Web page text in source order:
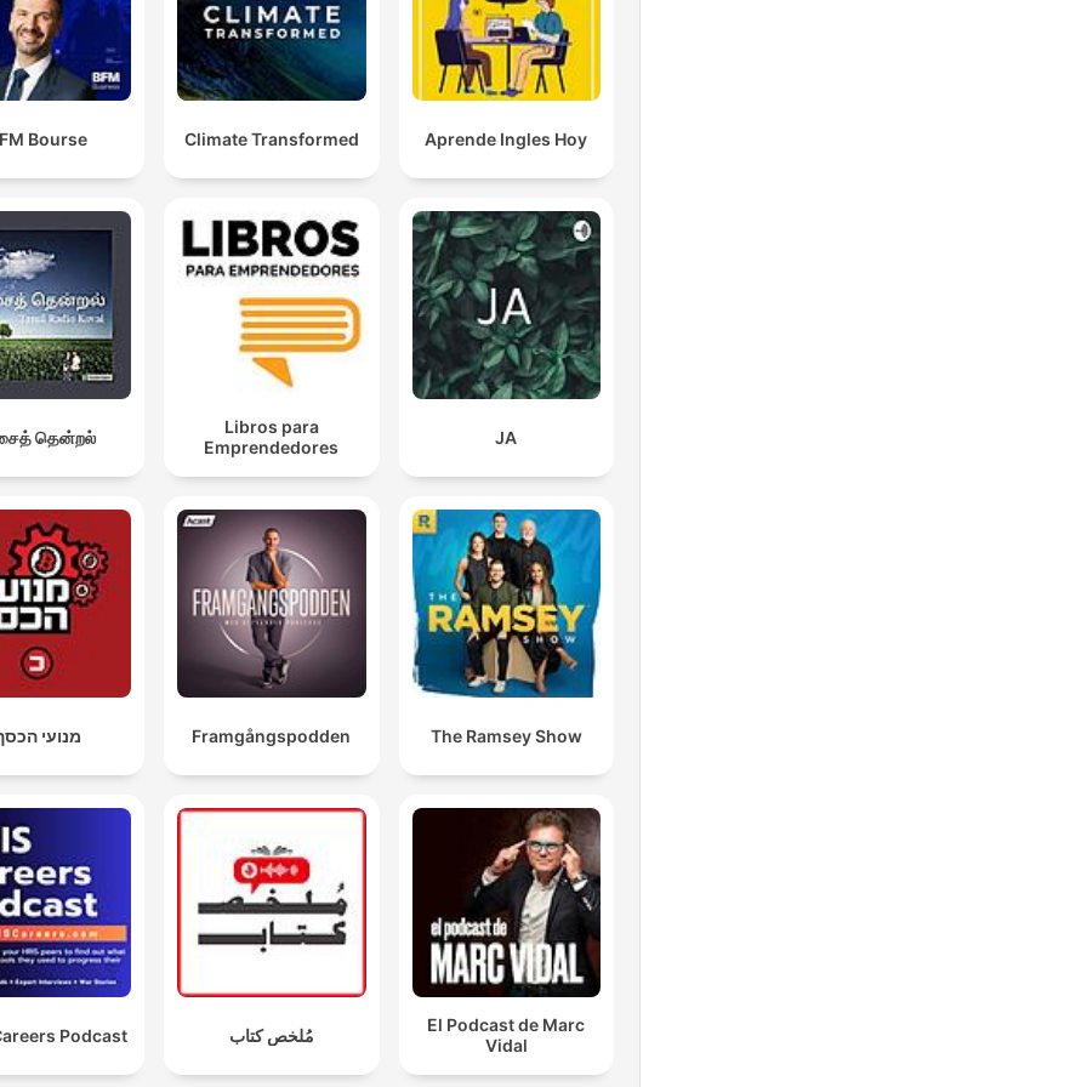
Bourse Climate Transformed Aprende Ingles Hoy
தென்றல்
Libros para
Emprendedores
JA
מנועי Framgångspodden The Ramsey Show
Podcast مُلخص كتاب
El Podcast de Marc
Vidal